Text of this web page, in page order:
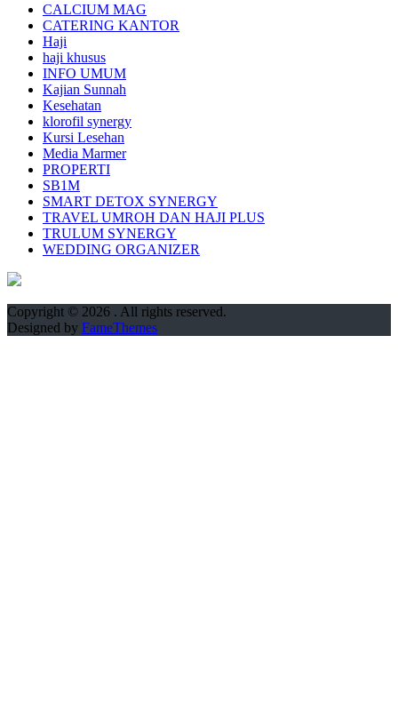
CALCIUM MAG
CATERING KANTOR
Haji
haji khusus
INFO UMUM
Kajian Sunnah
Kesehatan
klorofil synergy
Kursi Lesehan
Media Marmer
PROPERTI
SB1M
SMART DETOX SYNERGY
TRAVEL UMROH DAN HAJI PLUS
TRULUM SYNERGY
WEDDING ORGANIZER
Copyright © 2026 . All rights reserved.
Designed by FameThemes